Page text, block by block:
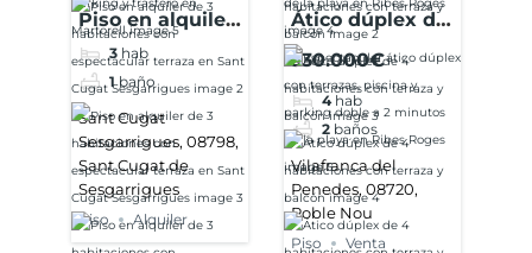
Piso en alquiler
de 3
habitaciones
con
espectacular
terraza en Sant
Cugat
Sesgarrigues
3 hab
1 baño
Sant Cugat
Sesgarrigues, 08798,
Sant Cugat de
Sesgarrigues
Piso Alquiler
Ático dúplex de
4 habitaciones
con terraza y
balcón
330.000€
4 hab
2 baños
Vilafranca del
Penedes, 08720,
Poble Nou
Piso Venta